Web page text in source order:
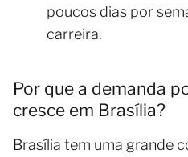
poucos dias por
carreira.
Por que a demanda
cresce em Brasília?
Brasília tem uma grande